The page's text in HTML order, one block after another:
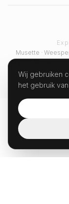
Musette ·
© 2026
Wij gebruiken
het gebruik